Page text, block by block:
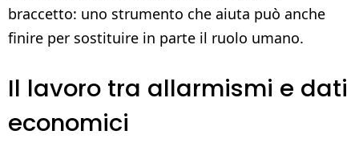
braccetto: uno strumento che aiuta può anche
finire per sostituire in parte il ruolo umano.
Il lavoro tra allarmismi e dati
economici